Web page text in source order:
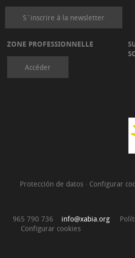
S´inscrire à la newsletter
ZONE PROFESSIONNELLE
Accéder
Protección de datos · Configurar
965 790 736 info@xabia.org
Configurar cookies